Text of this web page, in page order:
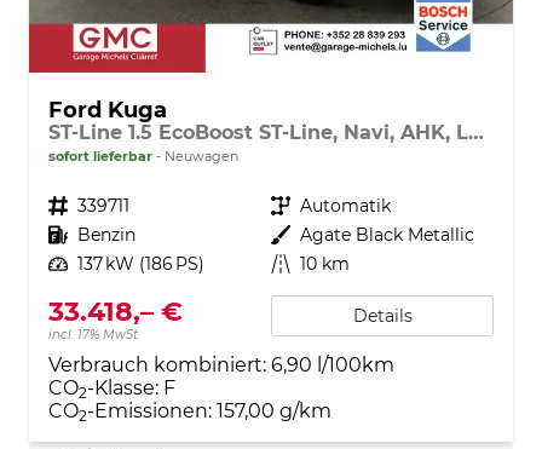
Ford Kuga
ST-Line 1.5 EcoBoost ST-Line, Navi, AHK, LED, Kamera, Winter, FS beheizbar, 5 J.-Garantie
sofort lieferbar Neuwagen
Fahrzeugnr. 339711 Getriebe Automatik
Kraftstoff Benzin Außenfarbe Agate Black Metallic
Leistung 137 kW (186 PS) Kilometerstand 10 km
33.418,– €
incl. 17% MwSt.
Details
Verbrauch kombiniert: 6,90 l/100km
CO2-Klasse: F
CO2-Emissionen: 157,00 g/km